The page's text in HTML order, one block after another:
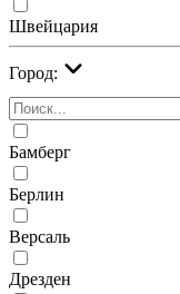
Швейцария
Город:
Бамберг
Берлин
Версаль
Дрезден